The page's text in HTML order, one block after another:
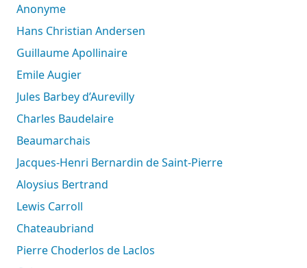
Anonyme
Hans Christian Andersen
Guillaume Apollinaire
Emile Augier
Jules Barbey d’Aurevilly
Charles Baudelaire
Beaumarchais
Jacques-Henri Bernardin de Saint-Pierre
Aloysius Bertrand
Lewis Carroll
Chateaubriand
Pierre Choderlos de Laclos